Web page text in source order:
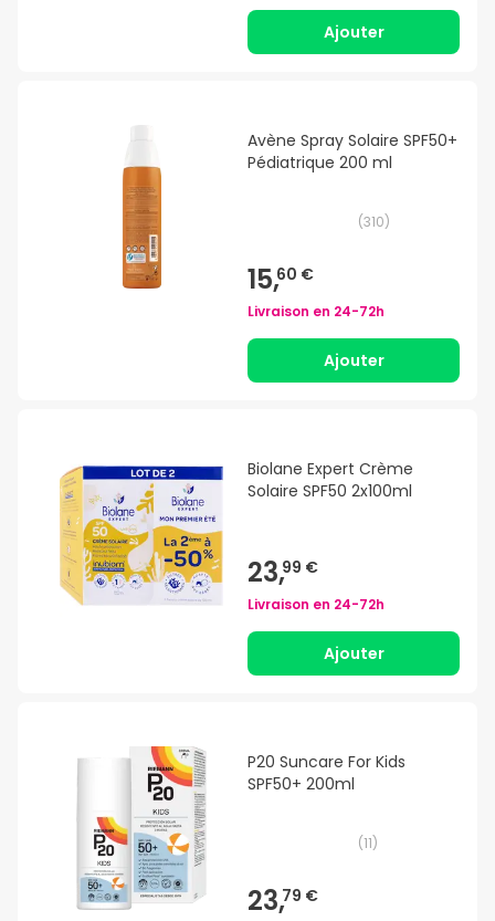
Ajouter
Avène Spray Solaire SPF50+
Pédiatrique 200 ml
(310)
15,60 €
Livraison en 24-72h
Ajouter
Biolane Expert Crème
Solaire SPF50 2x100ml
23,99 €
Livraison en 24-72h
Ajouter
P20 Suncare For Kids
SPF50+ 200ml
(11)
23,79 €